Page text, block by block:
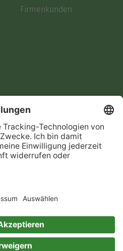
Firmenkunden
gutes Buch